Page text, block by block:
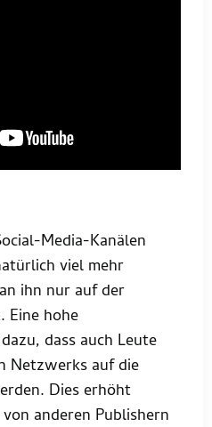
Media-Kanälen
viel mehr
ihn nur auf der
Eine hohe
dass auch Leute
Netzwerks auf die
Dies erhöht
anderen Publishern